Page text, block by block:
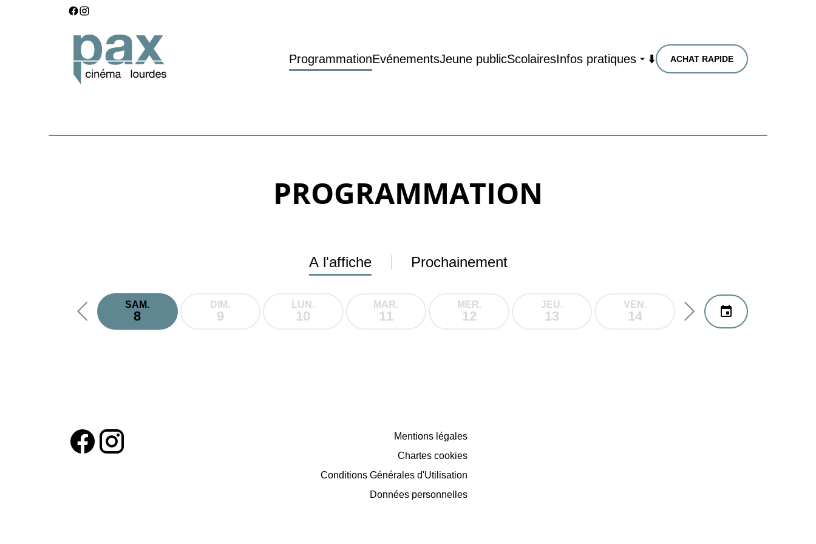
ProgrammationEvénementsJeune publicScolairesInfos pratiques ⬇️ ACHAT RAPIDE
PROGRAMMATION
A l'affiche Prochainement
SAM.
8
DIM.
9
LUN.
10
MAR.
11
MER.
12
JEU.
13
VEN.
14
SAM.
15
Mentions légales
Chartes cookies
Conditions Générales d'Utilisation
Données personnelles